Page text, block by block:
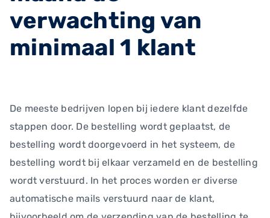
verwachting van
minimaal 1 klant
De meeste bedrijven lopen bij iedere klant dezelfde
stappen door. De bestelling wordt geplaatst, de
bestelling wordt doorgevoerd in het systeem, de
bestelling wordt bij elkaar verzameld en de bestelling
wordt verstuurd. In het proces worden er diverse
automatische mails verstuurd naar de klant,